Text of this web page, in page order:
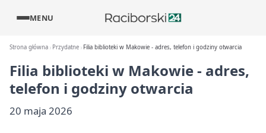
MENU
Strona główna Przydatne Filia biblioteki w Makowie - adres, telefon i godziny otwarcia
Filia biblioteki w Makowie - adres,
telefon i godziny otwarcia
20 maja 2026